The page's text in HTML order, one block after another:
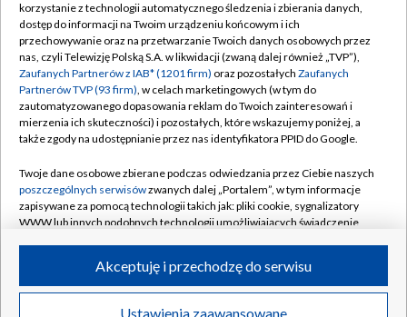
TVP
Abonament TVP
Emisja w TVP
Centrum informacji TVP
Naziemna Telewizja Cyfrowa
Rada Programowa
System NOS
Informacje o nadawcy
Program dla prasy
Regulamin TVP
Polityka prywatności
Moje zgody
Pomoc
Kontakt
Kanały
©2026 Telewizja Polska S.A. w likwidacji
korzystanie z technologii automatycznego śledzenia i zbierania danych,
dostęp do informacji na Twoim urządzeniu końcowym i ich
przechowywanie oraz na przetwarzanie Twoich danych osobowych przez
nas, czyli Telewizję Polską S.A. w likwidacji (zwaną dalej również „TVP”),
Zaufanych Partnerów z IAB* (1201 firm) oraz pozostałych Zaufanych
Partnerów TVP (93 firm), w celach marketingowych (w tym do
zautomatyzowanego dopasowania reklam do Twoich zainteresowań i
mierzenia ich skuteczności) i pozostałych, które wskazujemy poniżej, a
także zgody na udostępnianie przez nas identyfikatora PPID do Google.
Twoje dane osobowe zbierane podczas odwiedzania przez Ciebie naszych
poszczególnych serwisówzwanych dalej „Portalem”, w tym informacje
zapisywane za pomocą technologii takich jak: pliki cookie, sygnalizatory
WWW lub innych podobnych technologii umożliwiających świadczenie
ruchu w Internecie.
Twoje dane osobowe zbierane podczas odwiedzania przez Ciebie
Ustawienia zaawansowane
Akceptuję i przechodzę do serwisu